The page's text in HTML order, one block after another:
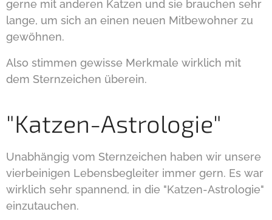
gerne mit anderen Katzen und sie brauchen sehr
lange, um sich an einen neuen Mitbewohner zu
gewöhnen.
Also stimmen gewisse Merkmale wirklich mit
dem Sternzeichen überein.
"Katzen-Astrologie"
Unabhängig vom Sternzeichen haben wir unsere
vierbeinigen Lebensbegleiter immer gern. Es war
wirklich sehr spannend, in die "Katzen-Astrologie"
einzutauchen.